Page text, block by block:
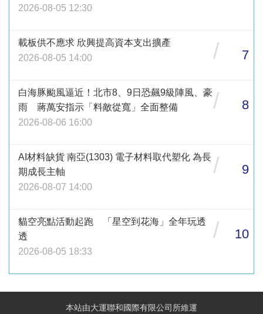
2026-08-05 12:30
載板供不應求 欣興提高資本支出擴產
2026-08-05 14:00
/ 7
白海豚颱風逼近！北市8、9日恐飆9級陣風、豪
雨 蔣萬安指示「料敵從寬」全面整備
2026-08-06 16:00
/ 8
AI材料缺貨 南亞(1303) 電子材料取代塑化 為長
期成長主軸
2026-08-07 14:00
/ 9
貓空亮點活動起跑 「星空到花海」全年玩透
透
2026-08-05 18:33
/ 10
本站由大運聯和國際有限公司所維運